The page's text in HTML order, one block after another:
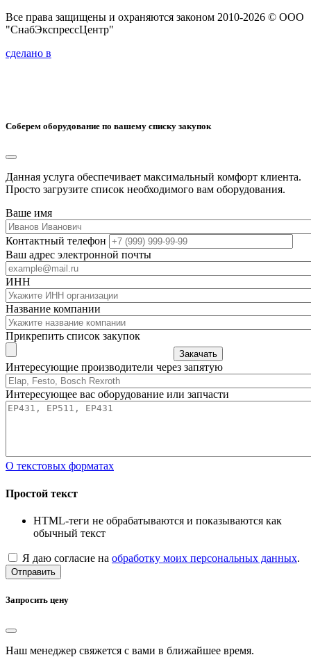
Все права защищены и охраняются законом 2010-2026 © ООО
"СнабЭкспрессЦентр"
сделано в
Соберем оборудование по вашему списку закупок
Данная услуга обеспечивает максимальный комфорт клиента.
Просто загрузите список необходимого вам оборудования.
Ваше имя
Контактный телефон
Ваш адрес электронной почты
ИНН
Название компании
Прикрепить список закупок
Закачать
Интересующие производители через запятую
Интересующее вас оборудование или запчасти
О текстовых форматах
Простой текст
HTML-теги не обрабатываются и показываются как
обычный текст
Я даю согласие на обработку моих персональных данных.
Отправить
Запросить цену
Наш менеджер свяжется с вами в ближайшее время.